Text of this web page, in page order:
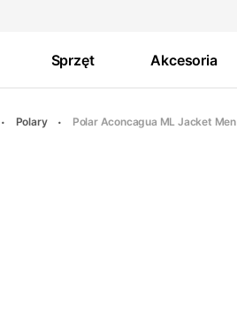
Sprzęt Akcesoria
Polary Polar Aconcagua ML Jacket Men